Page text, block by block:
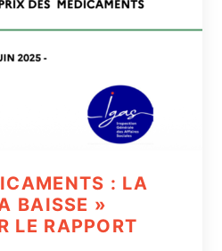
: LA
BAISSE »
LE RAPPORT